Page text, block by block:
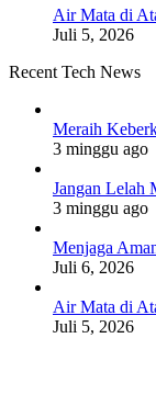
Air Mata di
Juli 5, 2026
Recent Tech News
Meraih
3 minggu ago
Jangan Lelah
3 minggu ago
Menjaga
Juli 6, 2026
Air Mata di
Juli 5, 2026